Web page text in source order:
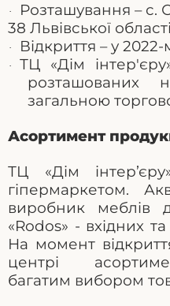
· Розташування – с.
38 Львівської
· Відкриття – у 2022-
·
ТЦ «Дім
розташованих
загальною
Асортимент
ТЦ «Дім інтер’єру
гіпермаркетом.
виробник меблів
«Rodos» - вхідних
На момент
центрі
багатим вибором